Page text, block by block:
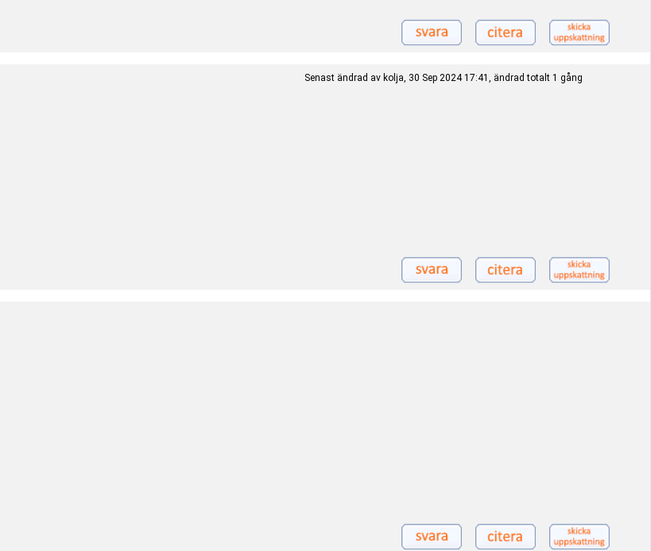
Senast ändrad av kolja, 30 Sep 2024 17:41, ändrad totalt 1 gång